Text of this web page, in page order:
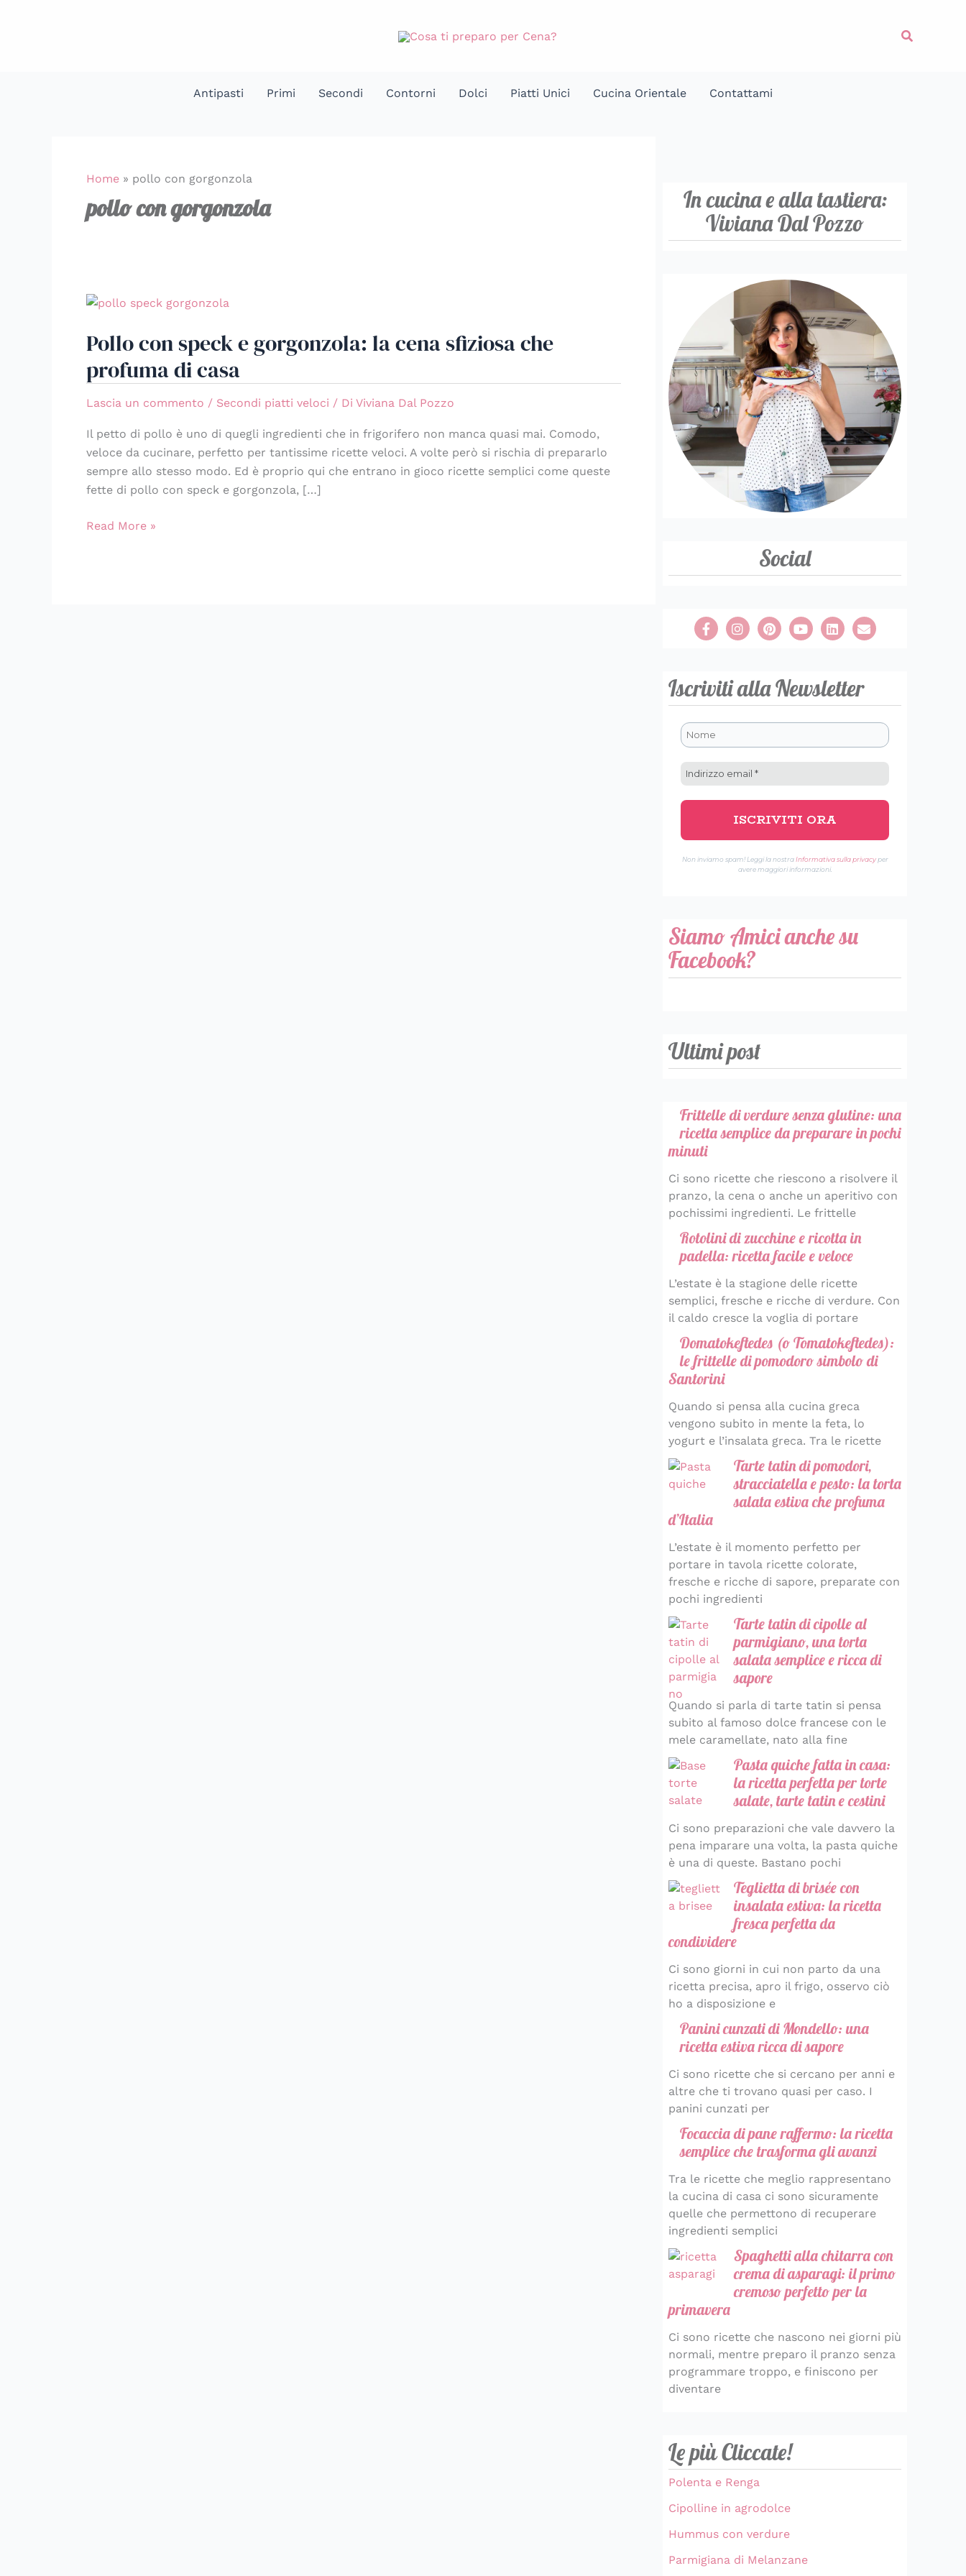
Cerca
Antipasti Primi Secondi Contorni Dolci Piatti Unici Cucina Orientale Contattami
Home » pollo con gorgonzola
pollo con gorgonzola
Pollo con speck e gorgonzola: la cena sfiziosa che
profuma di casa
Lascia un commento / Secondi piatti veloci / Di Viviana Dal Pozzo
Il petto di pollo è uno di quegli ingredienti che in frigorifero non manca quasi mai. Comodo,
veloce da cucinare, perfetto per tantissime ricette veloci. A volte però si rischia di prepararlo
sempre allo stesso modo. Ed è proprio qui che entrano in gioco ricette semplici come queste
fette di pollo con speck e gorgonzola, […]
Pollo
speck
gorgonzola:
sfiziosa
che
profuma
di
Read More »
In cucina e alla tastiera:
Viviana Dal Pozzo
Social
Iscriviti alla Newsletter
Non inviamo spam! Leggi la nostraInformativa sulla privacyper
avere maggiori informazioni.
Siamo Amici anche su
Facebook?
Ultimi post
Frittelle di verdure senza glutine: una
ricetta semplice da preparare in pochi
minuti
Ci sono ricette che riescono a risolvere il
pranzo, la cena o anche un aperitivo con
pochissimi ingredienti. Le frittelle
Rotolini di zucchine e ricotta in
padella: ricetta facile e veloce
L’estate è la stagione delle ricette
semplici, fresche e ricche di verdure. Con
il caldo cresce la voglia di portare
Domatokeftedes (o Tomatokeftedes):
le frittelle di pomodoro simbolo di
Santorini
Quando si pensa alla cucina greca
vengono subito in mente la feta, lo
yogurt e l’insalata greca. Tra le ricette
Tarte tatin di pomodori,
stracciatella e pesto: la torta
salata estiva che profuma
d’Italia
L’estate è il momento perfetto per
portare in tavola ricette colorate,
fresche e ricche di sapore, preparate con
pochi ingredienti
Tarte tatin di cipolle al
parmigiano, una torta
salata semplice e ricca di
sapore
Quando si parla di tarte tatin si pensa
subito al famoso dolce francese con le
mele caramellate, nato alla fine
Pasta quiche fatta in casa:
la ricetta perfetta per torte
salate, tarte tatin e cestini
Ci sono preparazioni che vale davvero la
pena imparare una volta, la pasta quiche
è una di queste. Bastano pochi
Teglietta di brisée con
insalata estiva: la ricetta
fresca perfetta da
condividere
Ci sono giorni in cui non parto da una
ricetta precisa, apro il frigo, osservo ciò
ho a disposizione e
Panini cunzati di Mondello: una
ricetta estiva ricca di sapore
Ci sono ricette che si cercano per anni e
altre che ti trovano quasi per caso. I
panini cunzati per
Focaccia di pane raffermo: la ricetta
semplice che trasforma gli avanzi
Tra le ricette che meglio rappresentano
la cucina di casa ci sono sicuramente
quelle che permettono di recuperare
ingredienti semplici
Spaghetti alla chitarra con
crema di asparagi: il primo
cremoso perfetto per la
primavera
Ci sono ricette che nascono nei giorni più
normali, mentre preparo il pranzo senza
programmare troppo, e finiscono per
diventare
Le più Cliccate!
Polenta e Renga
Cipolline in agrodolce
Hummus con verdure
Parmigiana di Melanzane